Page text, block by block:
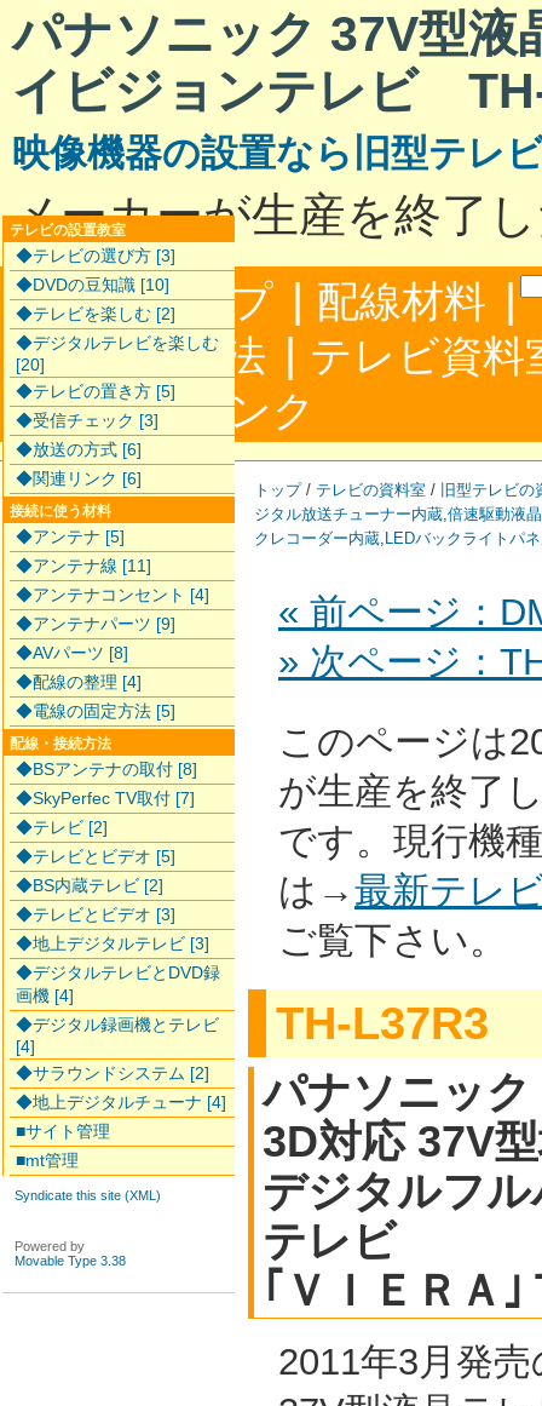
パナソニック 37V型液
イビジョンテレビ
映像機器の設置なら旧型テレ
メーカーが生産を終了
サイトマップ | 配線材料 |
配線接続方法 | テレビ資料
合わせ|リンク
トップ/ テレビの資料室 / 旧型テレビの
ジタル放送チューナー内蔵,倍速駆動液
クレコーダー内蔵, LEDバックライトパ
« 前ページ：
» 次ページ：
このページは
が生産を終了
です。現行機
は→最新テレ
ご覧下さい。
TH-L37R3
パナソニック
3D対応 37V
デジタルフ
テレビ
｢ＶＩＥＲＡ
2011年3月発
テレビの設置教室
◆テレビの選び方 [3]
◆DVDの豆知識 [10]
◆テレビを楽しむ [2]
◆デジタルテレビを楽しむ
[20]
◆テレビの置き方 [5]
◆受信チェック [3]
◆放送の方式 [6]
◆関連リンク [6]
接続に使う材料
◆アンテナ [5]
◆アンテナ線 [11]
◆アンテナコンセント [4]
◆アンテナパーツ [9]
◆AVパーツ [8]
◆配線の整理 [4]
◆電線の固定方法 [5]
配線・接続方法
◆BSアンテナの取付 [8]
◆SkyPerfec TV取付 [7]
◆テレビ [2]
◆テレビとビデオ [5]
◆BS内蔵テレビ [2]
◆テレビとビデオ [3]
◆地上デジタルテレビ [3]
◆デジタルテレビとDVD録
画機 [4]
◆デジタル録画機とテレビ
[4]
◆サラウンドシステム [2]
◆地上デジタルチューナ [4]
■サイト管理
■mt管理
Syndicate this site (XML)
Powered by
Movable Type 3.38